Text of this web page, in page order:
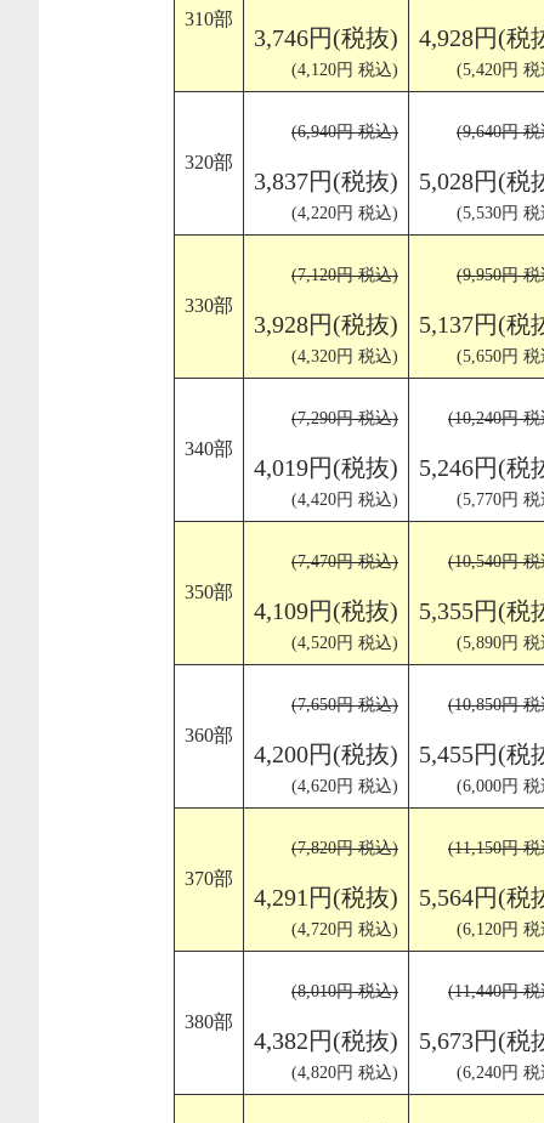
310部
3,746円(税抜)
(4,120円 税込)
4,928円(税
(5,420円
320部
(6,940円 税込)
3,837円(税抜)
(4,220円 税込)
(9,640円
5,028円(税
(5,530円
330部
(7,120円 税込)
3,928円(税抜)
(4,320円 税込)
(9,950円
5,137円(税
(5,650円
340部
(7,290円 税込)
4,019円(税抜)
(4,420円 税込)
(10,240円
5,246円(税
(5,770円
350部
(7,470円 税込)
4,109円(税抜)
(4,520円 税込)
(10,540円
5,355円(税
(5,890円
360部
(7,650円 税込)
4,200円(税抜)
(4,620円 税込)
(10,850円
5,455円(税
(6,000円
370部
(7,820円 税込)
4,291円(税抜)
(4,720円 税込)
(11,150円
5,564円(税
(6,120円
380部
(8,010円 税込)
4,382円(税抜)
(4,820円 税込)
(11,440円
5,673円(税
(6,240円